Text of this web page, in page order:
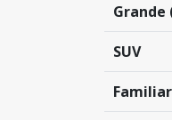
Grande
SUV